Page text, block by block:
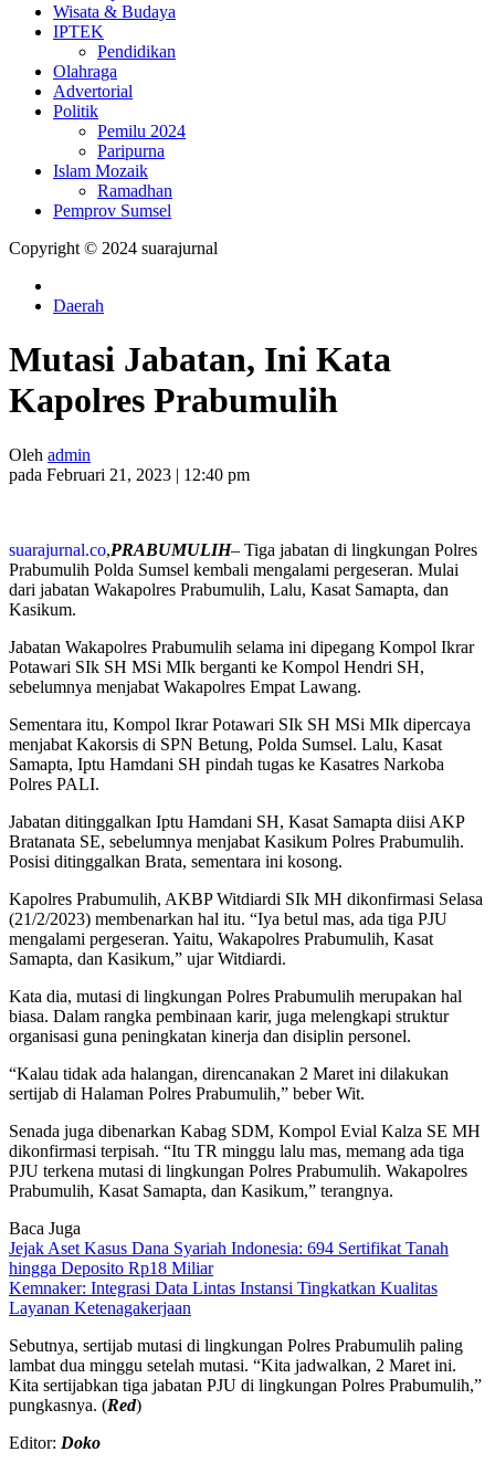
Wisata & Budaya
IPTEK
Pendidikan
Olahraga
Advertorial
Politik
Pemilu 2024
Paripurna
Islam Mozaik
Ramadhan
Pemprov Sumsel
Copyright © 2024 suarajurnal
Daerah
Mutasi Jabatan, Ini Kata
Kapolres Prabumulih
Oleh admin
pada Februari 21, 2023 | 12:40 pm
suarajurnal.co,PRABUMULIH– Tiga jabatan di lingkungan Polres
Prabumulih Polda Sumsel kembali mengalami pergeseran. Mulai
dari jabatan Wakapolres Prabumulih, Lalu, Kasat Samapta, dan
Kasikum.
Jabatan Wakapolres Prabumulih selama ini dipegang Kompol Ikrar
Potawari SIk SH MSi MIk berganti ke Kompol Hendri SH,
sebelumnya menjabat Wakapolres Empat Lawang.
Sementara itu, Kompol Ikrar Potawari SIk SH MSi MIk dipercaya
menjabat Kakorsis di SPN Betung, Polda Sumsel. Lalu, Kasat
Samapta, Iptu Hamdani SH pindah tugas ke Kasatres Narkoba
Polres PALI.
Jabatan ditinggalkan Iptu Hamdani SH, Kasat Samapta diisi AKP
Bratanata SE, sebelumnya menjabat Kasikum Polres Prabumulih.
Posisi ditinggalkan Brata, sementara ini kosong.
Kapolres Prabumulih, AKBP Witdiardi SIk MH dikonfirmasi Selasa
(21/2/2023) membenarkan hal itu. “Iya betul mas, ada tiga PJU
mengalami pergeseran. Yaitu, Wakapolres Prabumulih, Kasat
Samapta, dan Kasikum,” ujar Witdiardi.
Kata dia, mutasi di lingkungan Polres Prabumulih merupakan hal
biasa. Dalam rangka pembinaan karir, juga melengkapi struktur
organisasi guna peningkatan kinerja dan disiplin personel.
“Kalau tidak ada halangan, direncanakan 2 Maret ini dilakukan
sertijab di Halaman Polres Prabumulih,” beber Wit.
Senada juga dibenarkan Kabag SDM, Kompol Evial Kalza SE MH
dikonfirmasi terpisah. “Itu TR minggu lalu mas, memang ada tiga
PJU terkena mutasi di lingkungan Polres Prabumulih. Wakapolres
Prabumulih, Kasat Samapta, dan Kasikum,” terangnya.
Baca Juga
Jejak Aset Kasus Dana Syariah Indonesia: 694 Sertifikat Tanah
hingga Deposito Rp18 Miliar
Kemnaker: Integrasi Data Lintas Instansi Tingkatkan Kualitas
Layanan Ketenagakerjaan
Sebutnya, sertijab mutasi di lingkungan Polres Prabumulih paling
lambat dua minggu setelah mutasi. “Kita jadwalkan, 2 Maret ini.
Kita sertijabkan tiga jabatan PJU di lingkungan Polres Prabumulih,”
pungkasnya. (Red)
Editor: Doko